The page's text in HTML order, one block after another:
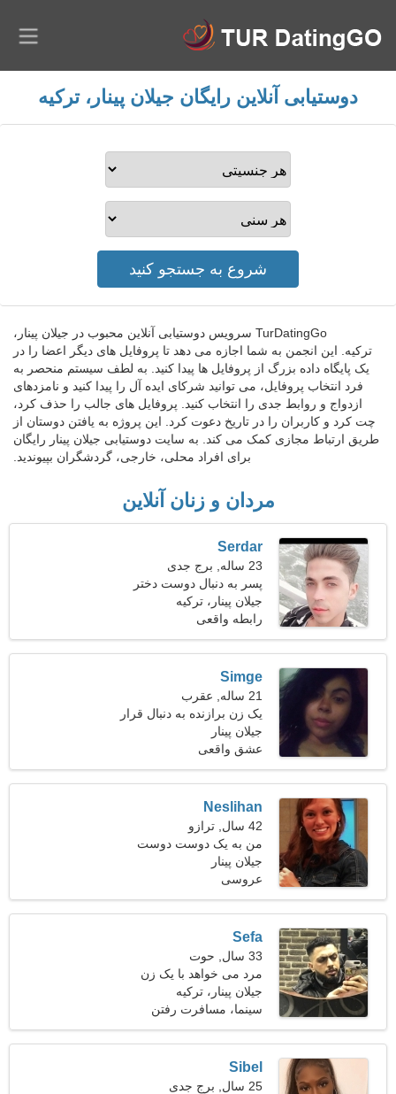
دوستیابی آنلاین رایگان جیلان پینار، ترکیه
TurDatingGo سرویس دوستیابی آنلاین محبوب در جیلان پینار،
ترکیه. این انجمن به شما اجازه می دهد تا پروفایل های دیگر اعضا را در
یک پایگاه داده بزرگ از پروفایل ها پیدا کنید. به لطف سیستم منحصر به
فرد انتخاب پروفایل، می توانید شرکای ایده آل را پیدا کنید و نامزدهای
ازدواج و روابط جدی را انتخاب کنید. پروفایل های جالب را حذف کرد،
چت کرد و کاربران را در تاریخ دعوت کرد. این پروژه به یافتن دوستان از
طریق ارتباط مجازی کمک می کند. به سایت دوستیابی جیلان پینار رایگان
برای افراد محلی، خارجی، گردشگران بپیوندید.
مردان و زنان آنلاین
Serdar
23 ساله, برج جدی
پسر به دنبال دوست دختر
است
جیلان پینار، ترکیه
رابطه واقعی
Simge
21 ساله, عقرب
یک زن برازنده به دنبال قرار
ملاقات است
جیلان پینار
عشق واقعی
Neslihan
42 سال, ترازو
من به یک دوست دوست
نجیب نیاز دارم
جیلان پینار
عروسی
Sefa
33 سال, حوت
مرد می خواهد با یک زن
ملاقات کند
جیلان پینار، ترکیه
سینما، مسافرت رفتن
Sibel
25 سال, برج جدی